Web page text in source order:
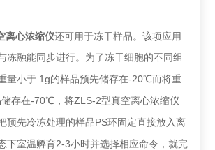
离心浓缩仪还可用于冻干样品。该项应用
冻融能同步进行。为了冻干细胞的不同组
量小于 1g的样品预先储存在-20℃而将重
存在-70℃，将ZLS-2型真空离心浓缩仪
预先冷冻处理的样品PS环固定直接放入离
下室温孵育2-3小时并选择相应命令，就完